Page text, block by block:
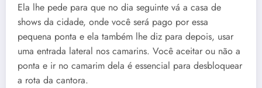
Ela lhe pede para que no dia seguinte vá a casa de
shows da cidade, onde você será pago por essa
pequena ponta e ela também lhe diz para depois, usar
uma entrada lateral nos camarins. Você aceitar ou não a
ponta e ir no camarim dela é essencial para desbloquear
a rota da cantora.